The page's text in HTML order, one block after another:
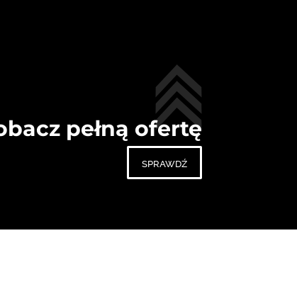
pełną ofertę
sprawdź